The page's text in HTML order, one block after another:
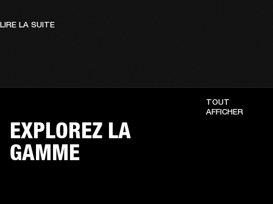
LIRE LA SUITE
EXPLOREZ LA
GAMME
TOUT
AFFICHER